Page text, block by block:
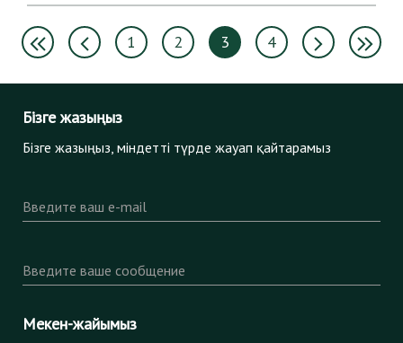
1 2 3 4
Бізге жазыңыз
Бізге жазыңыз, міндетті түрде жауап қайтарамыз
Введите ваш e-mail
Введите ваше сообщение
Мекен-жайымыз